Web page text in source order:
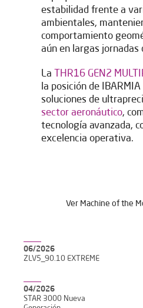
estabilidad frente a
ambientales,
comportamiento
aún en largas jornadas
La THR16 GEN2
la posición de
soluciones de
sector aeronáutico,
tecnología avanzada,
excelencia operativa.
Ver Machine of the
06/2026
ZLV5_90.10 EXTREME
04/2026
STAR 3000 Nueva
He leído y acepto elAviso legal
Acepto recibir publicaciones de